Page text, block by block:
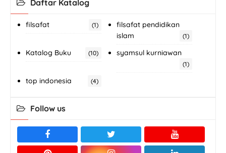
Daftar Katalog
filsafat (1)
filsafat pendidikan
islam
(1)
Katalog Buku (10) syamsul kurniawan
(1)
top indonesia (4)
Follow us